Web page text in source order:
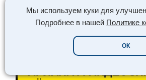
Мы используем куки для
Подробнее в нашей Политике
ОК
АРИАНА ГРАНДЕ